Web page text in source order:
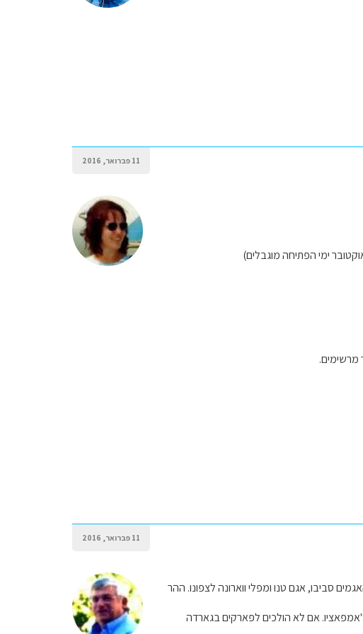
11 פברואר, 2016
ימי הפתיחה מוגבלים)
מרשימים.
11 פברואר, 2016
סביבו, אגם טנו ומפלי ווארונה לצפונו. ההר
ד'אמפאציו. אם לא הולכים לפארקים בגארדה